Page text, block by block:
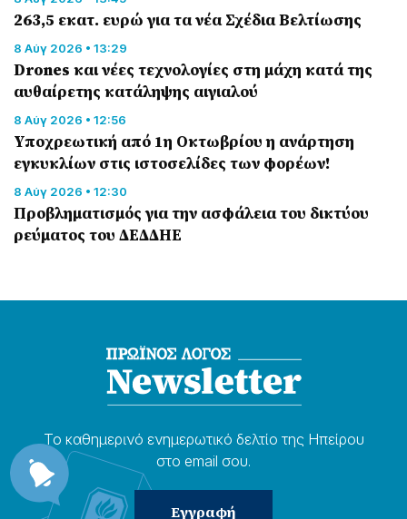
263,5 εκατ. ευρώ για τα νέα Σχέδια Βελτίωσης
8 Αύγ 2026 • 13:29
Drones και νέες τεχνολογίες στη μάχη κατά της
αυθαίρετης κατάληψης αιγιαλού
8 Αύγ 2026 • 12:56
Υποχρεωτική από 1η Οκτωβρίου η ανάρτηση
εγκυκλίων στις ιστοσελίδες των φορέων!
8 Αύγ 2026 • 12:30
Προβληματισμός για την ασφάλεια του δικτύου
ρεύματος του ΔΕΔΔΗΕ
Το καθημερɩνό ενημερωτɩκό δελτίο της Ηπείρου
στο email σου.